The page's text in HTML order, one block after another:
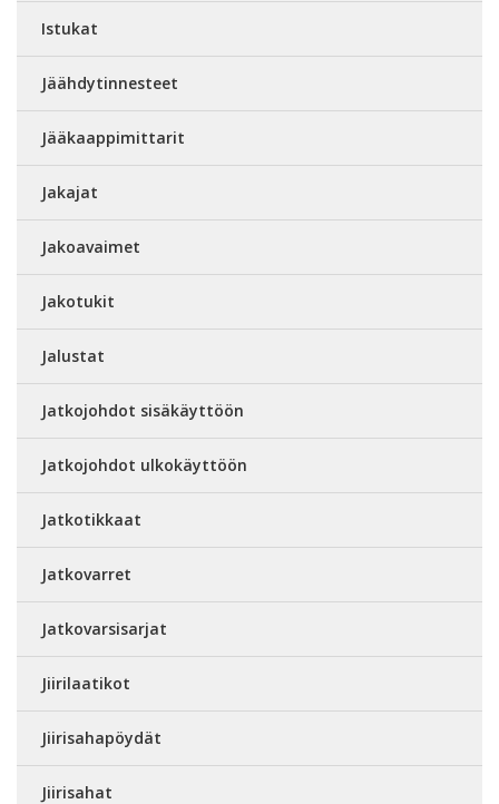
Istukat
Jäähdytinnesteet
Jääkaappimittarit
Jakajat
Jakoavaimet
Jakotukit
Jalustat
Jatkojohdot sisäkäyttöön
Jatkojohdot ulkokäyttöön
Jatkotikkaat
Jatkovarret
Jatkovarsisarjat
Jiirilaatikot
Jiirisahapöydät
Jiirisahat